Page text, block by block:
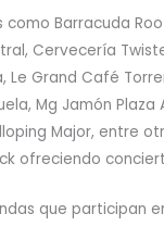
como Barracuda
Cervecería
Le Grand Café
Mg Jamón Plaza
Major, entre
ofreciendo
que participan